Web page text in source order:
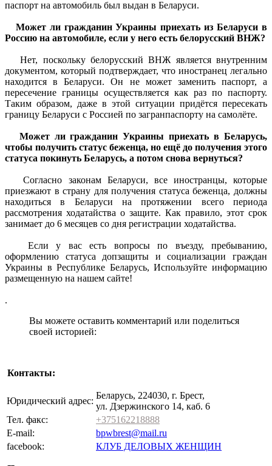
паспорт на автомобиль был выдан в Беларуси.
Может ли гражданин Украины приехать из Беларуси в
Россию на автомобиле, если у него есть белорусский ВНЖ?
Нет, поскольку белорусский ВНЖ является внутренним
документом, который подтверждает, что иностранец легально
находится в Беларуси. Он не может заменить паспорт, а
пересечение границы осуществляется как раз по паспорту.
Таким образом, даже в этой ситуации придётся пересекать
границу Беларуси с Россией по загранпаспорту на самолёте.
Может ли гражданин Украины приехать в Беларусь,
чтобы получить статус беженца, но ещё до получения этого
статуса покинуть Беларусь, а потом снова вернуться?
Согласно законам Беларуси, все иностранцы, которые
приезжают в страну для получения статуса беженца, должны
находиться в Беларуси на протяжении всего периода
рассмотрения ходатайства о защите. Как правило, этот срок
занимает до 6 месяцев со дня регистрации ходатайства.
Если у вас есть вопросы по въезду, пребыванию,
оформлению статуса допзащиты и социализации граждан
Украины в Республике Беларусь, Используйте информацию
размещенную на нашем сайте!
.
Вы можете оставить комментарий или поделиться
своей историей:
Контакты:
Юридический адрес:
Беларусь, 224030, г. Брест,
ул. Дзержинского 14, каб. 6
Тел. факс:
+375162218888
E-mail:
bpwbrest@mail.ru
facebook:
КЛУБ ДЕЛОВЫХ ЖЕНЩИН